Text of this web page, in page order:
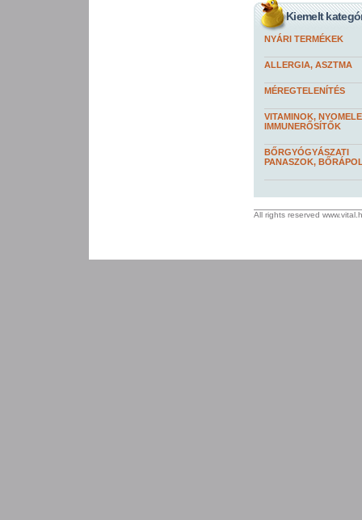
Kiemelt
NYÁRI TERMÉKEK
ALLERGIA, ASZTMA
MÉREGTELENÍTÉS
VITAMINOK,
IMMUNERŐSÍTŐK
BŐRGYÓGYÁSZATI
PANASZOK,
All rights reserved